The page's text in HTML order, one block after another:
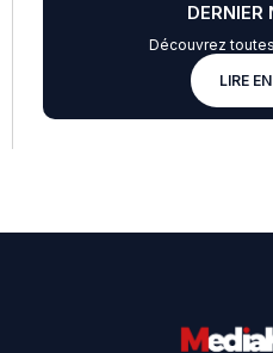
DERNIER
Découvrez
LIRE